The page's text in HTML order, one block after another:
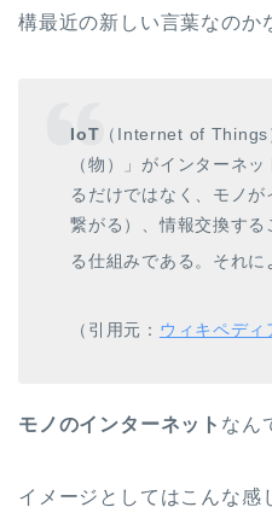
構最近の新しい言葉なのか
IoT （ Internet of Things
（物）」がインターネッ
るだけではなく、モノ
繋がる ）、情報交換する
る仕組みである 。それに
（引用元： ウィキペディ
モノのインターネット なん
イメージとしてはこんな感